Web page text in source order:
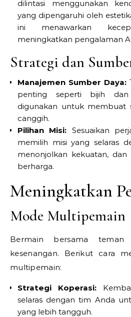
dilintasi menggunakan
yang dipengaruhi oleh
ini menawarkan
meningkatkan pengalaman
Strategi dan
Manajemen Sumber Daya:
penting seperti bijih
digunakan untuk membuat
canggih.
Pilihan Misi: Sesuaikan
memilih misi yang selaras
menonjolkan kekuatan, dan
berharga.
Meningkatkan
Mode Multipemain
Bermain bersama teman
kesenangan. Berikut cara
multipemain:
Strategi Koperasi:
selaras dengan tim Anda
yang lebih tangguh.